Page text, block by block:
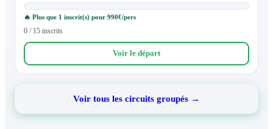
🔥 Plus que 1 inscrit(s) pour 990€/pers
0 / 15 inscrits
Voir le départ
Voir tous les circuits groupés →